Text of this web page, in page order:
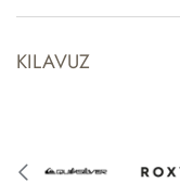
KILAVUZ